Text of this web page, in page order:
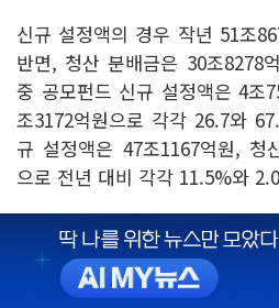
신규 설정액의 경우 작년 51조
반면, 청산 분배금은 30조8278
중 공모펀드 신규 설정액은 4조
조3172억원으로 각각 26.7와
규 설정액은 47조1167억원, 청
으로 전년 대비 각각 11.5%와